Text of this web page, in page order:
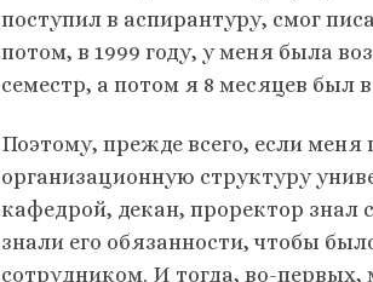
поступил в аспирантуру, смог
потом, в 1999 году, у меня была
семестр, а потом я 8 месяцев был
Поэтому, прежде всего, если
организационную структуру
кафедрой, декан, проректор знал
знали его обязанности, чтобы
сотрудником. И тогда, во-